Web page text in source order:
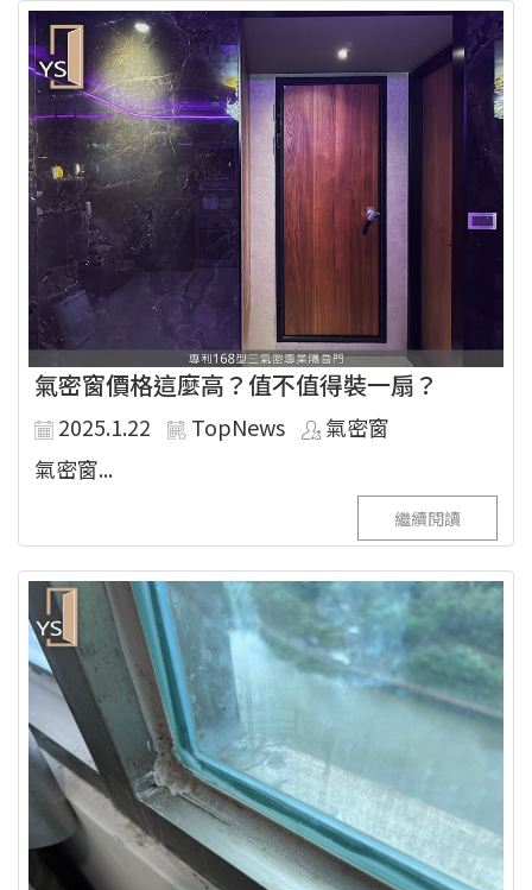
氣密窗價格這麼高？值不值得裝一扇？
2025.1.22 TopNews
氣密窗
氣密窗...
繼續閱讀